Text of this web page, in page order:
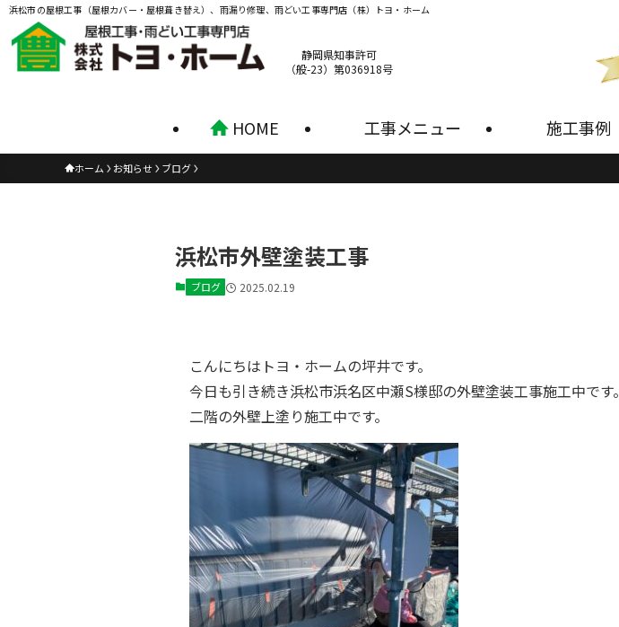
浜松市の屋根工事（屋根カバー・屋根葺き替え）、雨漏り修理、雨どい工事専門店（株）トヨ・ホーム
HOME 工事メニュー 施工事例
静岡県知事許可
（般-23）第036918号
ホーム お知らせ ブログ
浜松市外壁塗装工事
ブログ 2025.02.19
こんにちはトヨ・ホームの坪井です。
今日も引き続き浜松市浜名区中瀬S様邸の外壁塗装工事施工中です。
二階の外壁上塗り施工中です。